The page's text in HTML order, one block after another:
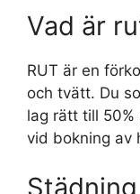
Vad är
RUT är en
och tvätt. Du
lag rätt till
vid bokning av